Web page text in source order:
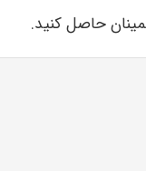
حاصل کنید.